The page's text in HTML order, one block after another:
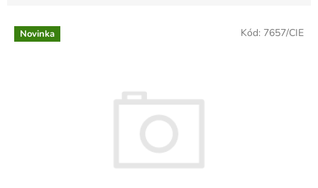
V Novinka Kód: 7657/CIE